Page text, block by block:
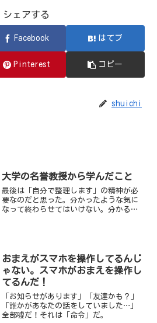
シェアする
Facebook はてブ
Pinterest コピー
shuichi
大学の名誉教授から学んだこと
最後は「自分で整理します」の精神が必
要なのだと思った。分かったような気に
なって終わらせてはいけない。分かるま
おまえがスマホを操作してるんじ
ゃない。スマホがおまえを操作し
てるんだ！
「お知らせがあります」「友達かも？」
「誰かがあなたの話をしていました…」
全部嘘だ！それは「命令」だ。